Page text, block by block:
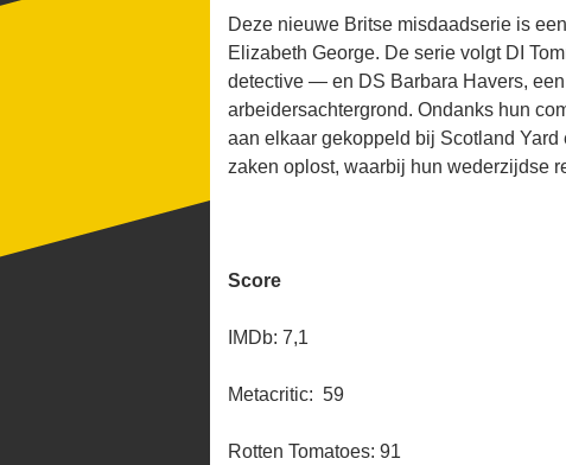
Deze nieuwe Britse misdaadserie is
Elizabeth George. De serie volgt DI
detective — en DS Barbara Havers,
arbeidersachtergrond. Ondanks hun
aan elkaar gekoppeld bij Scotland
zaken oplost, waarbij hun wederzijdse
Score
IMDb: 7,1
Metacritic: 59
Rotten Tomatoes: 91